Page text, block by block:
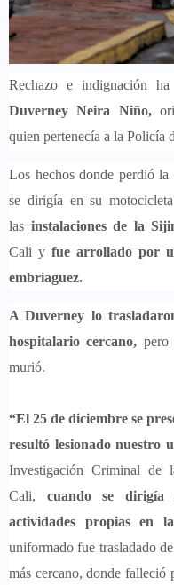
Rechazo e indignación
Duverney Neira Niño,
quien pertenecía a la Policía
Los hechos donde perdió
se dirigía en su
las instalaciones de la
Cali yfue arrollado por
embriaguez.
A Duverney lo
hospitalario cercano, pero
murió.
“El 25 de diciembre se
resultó lesionado nuestro
Investigación Criminal de
Cali, cuando se dirigía
actividades propias en
uniformado fue trasladado
más cercano, donde falleció